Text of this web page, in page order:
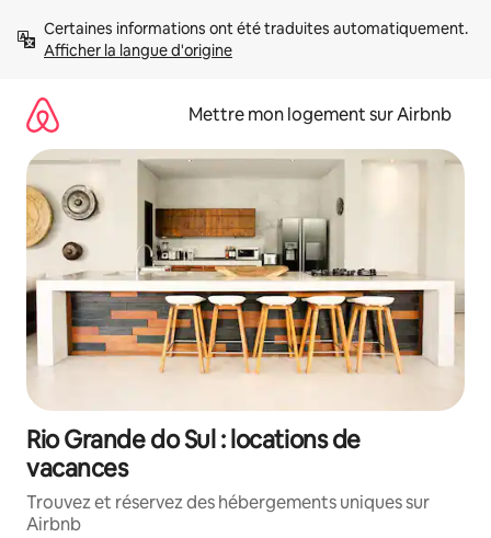
directement
Afficher la langue d'origine
Mettre mon logement sur Airbnb
Rio Grande do Sul : locations de
vacances
Trouvez et réservez des hébergements uniques sur
Airbnb